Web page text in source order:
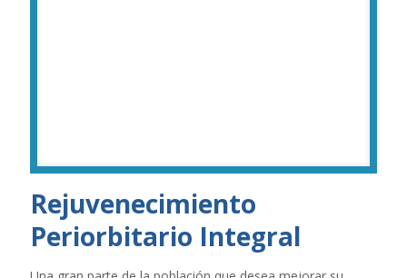
Rejuvenecimiento
Periorbitario Integral